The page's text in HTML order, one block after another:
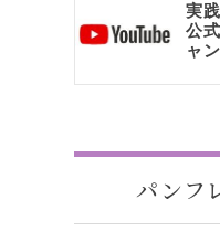
実
公
ャ
パンフ